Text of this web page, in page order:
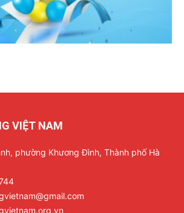
VIỆT NAM
phường Khương Đình, Thành phố Hà